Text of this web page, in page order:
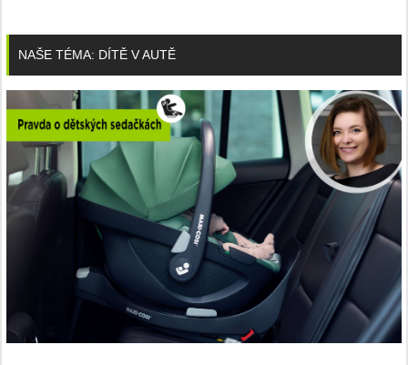
NAŠE TÉMA: DÍTĚ V AUTĚ